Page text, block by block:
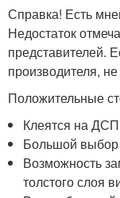
Справка! Есть
Недостаток
представителей.
производителя,
Положительные
Клеятся на
Большой выбор
Возможность
толстого слоя